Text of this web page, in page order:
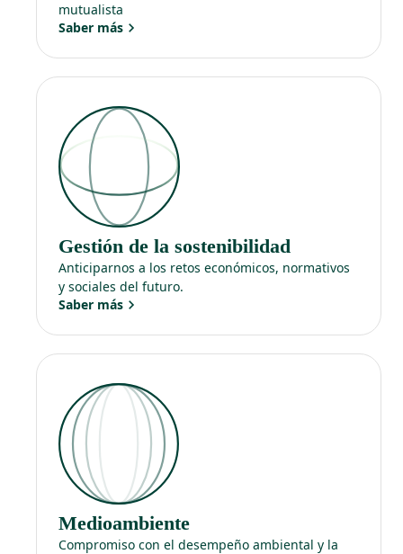
mutualista
Saber más
Gestión de la sostenibilidad
Anticiparnos a los retos económicos, normativos
y sociales del futuro.
Saber más
Medioambiente
Compromiso con el desempeño ambiental y la